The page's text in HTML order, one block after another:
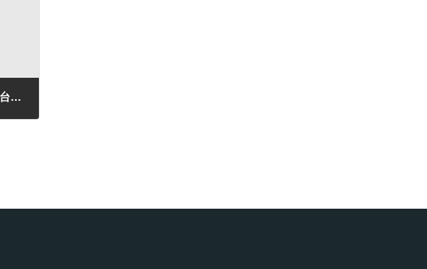
内山靖崇、関口周一ら4選手が2回戦で敗退／台湾F1